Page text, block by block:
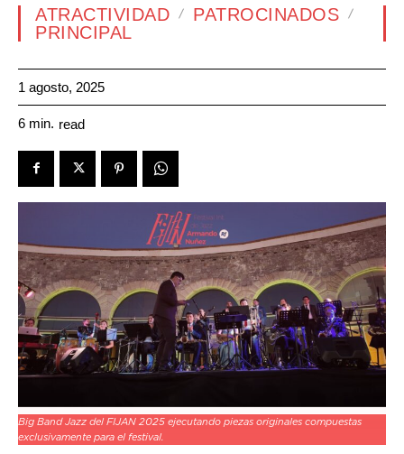
ATRACTIVIDAD
PATROCINADOS
PRINCIPAL
1 agosto, 2025
6 min. read
Big Band Jazz del FIJAN 2025 ejecutando piezas originales compuestas
exclusivamente para el festival.